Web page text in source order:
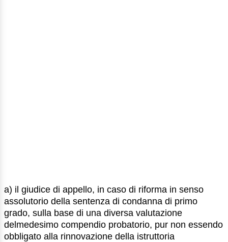
a) il giudice di appello, in caso di riforma in senso
assolutorio della sentenza di condanna di primo
grado, sulla base di una diversa valutazione
delmedesimo compendio probatorio, pur non essendo
obbligato alla rinnovazione della istruttoria